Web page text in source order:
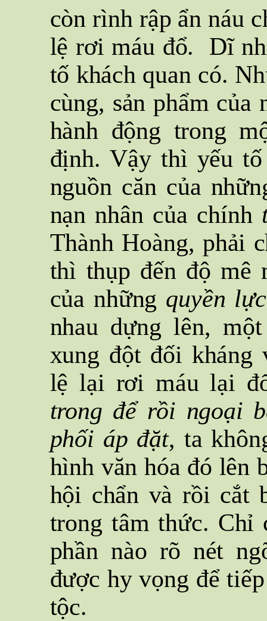
còn rình rập ẩn náu
lệ rơi máu đổ. Dĩ
tố khách quan có.
cùng, sản phẩm
hành động trong
định. Vậy thì yếu
nguồn căn của
nạn nhân của chính
Thành Hoàng, phải
thì thụp đến độ mê
của những quyền lực
nhau dựng lên,
xung đột đối kháng
lệ lại rơi máu lại
trong để rồi ngoại
phối áp đặt, ta
hình văn hóa đó lên
hội chẩn và rồi cắt
trong tâm thức. Chỉ
phần nào rõ nét
được hy vọng để
tộc.